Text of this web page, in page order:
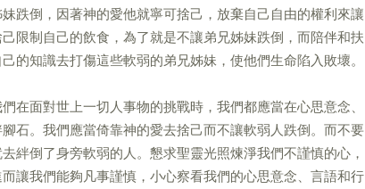
跌倒，因著神的愛他就寧可捨己，放棄自己自由的權利來讓
限制自己的飲食，為了就是不讓弟兄姊妹跌倒，而陪伴和扶
的知識去打傷這些軟弱的弟兄姊妹，使他們生命陷入敗壞。
在面對世上一切人事物的挑戰時，我們都應當在心思意念、
石。我們應當倚靠神的愛去捨己而不讓軟弱人跌倒。而不要
絆倒了身旁軟弱的人。懇求聖靈光照煉淨我們不謹慎的心，
讓我們能夠凡事謹慎，小心察看我們的心思意念、言語和行